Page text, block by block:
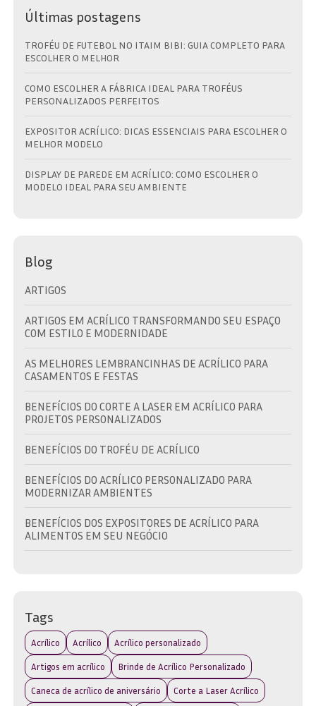
Últimas postagens
TROFÉU DE FUTEBOL NO ITAIM BIBI: GUIA COMPLETO PARA
ESCOLHER O MELHOR
COMO ESCOLHER A FÁBRICA IDEAL PARA TROFÉUS
PERSONALIZADOS PERFEITOS
EXPOSITOR ACRÍLICO: DICAS ESSENCIAIS PARA ESCOLHER O
MELHOR MODELO
DISPLAY DE PAREDE EM ACRÍLICO: COMO ESCOLHER O
MODELO IDEAL PARA SEU AMBIENTE
Blog
ARTIGOS
ARTIGOS EM ACRÍLICO TRANSFORMANDO SEU ESPAÇO
COM ESTILO E MODERNIDADE
AS MELHORES LEMBRANCINHAS DE ACRÍLICO PARA
CASAMENTOS E FESTAS
BENEFÍCIOS DO CORTE A LASER EM ACRÍLICO PARA
PROJETOS PERSONALIZADOS
BENEFÍCIOS DO TROFÉU DE ACRÍLICO
BENEFÍCIOS DO ACRÍLICO PERSONALIZADO PARA
MODERNIZAR AMBIENTES
BENEFÍCIOS DOS EXPOSITORES DE ACRÍLICO PARA
ALIMENTOS EM SEU NEGÓCIO
SUA MARCA E EVENTO
BRINDE EM ACRÍLICO: DESCUBRA AS MELHORES OPÇÕES
PARA SUA MARCA
BRINDE EM ACRÍLICO: DESCUBRA COMO ESCOLHER O
Tags
Acrílico Acrílico Acrílico personalizado
Artigos em acrílico Brinde de Acrílico Personalizado
Caneca de acrílico de aniversário Corte a Laser Acrílico